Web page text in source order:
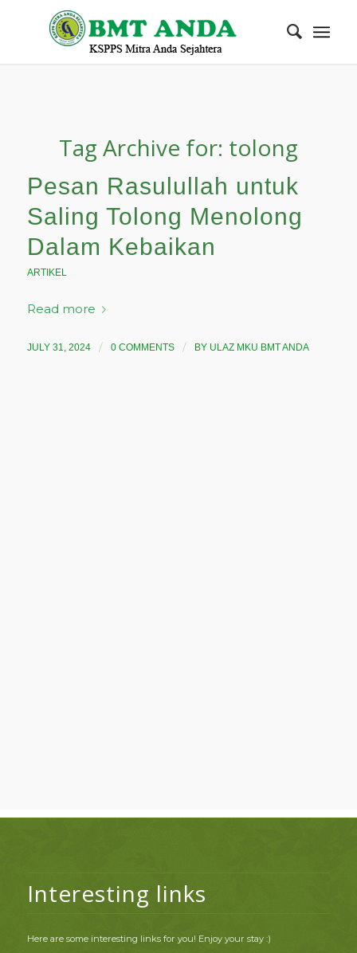
Tag Archive for: tolong
Pesan Rasulullah untuk
Saling Tolong Menolong
Dalam Kebaikan
ARTIKEL
Read more
JULY 31, 2024 / 0 COMMENTS / BY ULAZ MKU BMT ANDA
Interesting links
Here are some interesting links for you! Enjoy your stay :)